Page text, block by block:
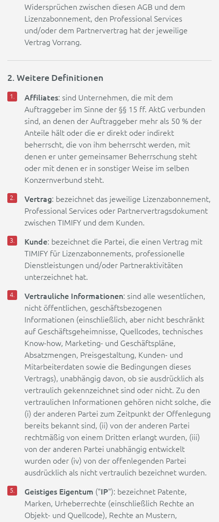
Widersprüchen zwischen diesen AGB und dem
Lizenzabonnement, den Professional Services
und/oder dem Partnervertrag hat der jeweilige
Vertrag Vorrang.
2. Weitere Definitionen
Affiliates: sind Unternehmen, die mit dem
Auftraggeber im Sinne der §§ 15 ff. AktG verbunden
sind, an denen der Auftraggeber mehr als 50 % der
Anteile hält oder die er direkt oder indirekt
beherrscht, die von ihm beherrscht werden, mit
denen er unter gemeinsamer Beherrschung steht
oder mit denen er in sonstiger Weise im selben
Konzernverbund steht.
Vertrag: bezeichnet das jeweilige Lizenzabonnement,
Professional Services oder Partnervertragsdokument
zwischen TIMIFY und dem Kunden.
Kunde: bezeichnet die Partei, die einen Vertrag mit
TIMIFY für Lizenzabonnements, professionelle
Dienstleistungen und/oder Partneraktivitäten
unterzeichnet hat.
Vertrauliche Informationen: sind alle wesentlichen,
nicht öffentlichen, geschäftsbezogenen
Informationen (einschließlich, aber nicht beschränkt
auf Geschäftsgeheimnisse, Quellcodes, technisches
Know-how, Marketing- und Geschäftspläne,
Absatzmengen, Preisgestaltung, Kunden- und
Mitarbeiterdaten sowie die Bedingungen dieses
Vertrags), unabhängig davon, ob sie ausdrücklich als
vertraulich gekennzeichnet sind oder nicht. Zu den
vertraulichen Informationen gehören nicht solche, die
(i) der anderen Partei zum Zeitpunkt der Offenlegung
bereits bekannt sind, (ii) von der anderen Partei
rechtmäßig von einem Dritten erlangt wurden, (iii)
von der anderen Partei unabhängig entwickelt
wurden oder (iv) von der offenlegenden Partei
ausdrücklich als nicht vertraulich bezeichnet wurden.
Geistiges Eigentum ("IP"): bezeichnet Patente,
Marken, Urheberrechte (einschließlich Rechte an
Objekt- und Quellcode), Rechte an Mustern,